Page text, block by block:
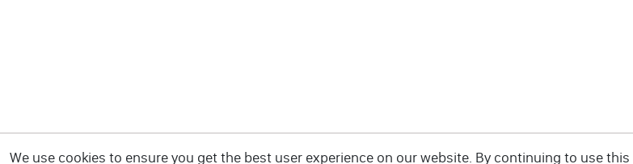
We use cookies to ensure you get the best user experience on our website. By continuing to use